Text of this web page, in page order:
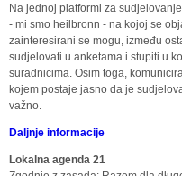
Na jednoj platformi za
- mi smo heilbronn - na kojoj se
zainteresirani se mogu, između
sudjelovati u anketama i stupiti u
suradnicima. Osim toga,
kojem postaje jasno da je
važno.
Daljnje informacije
Lokalna agenda 21